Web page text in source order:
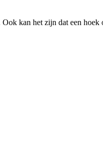
kan het zijn dat een